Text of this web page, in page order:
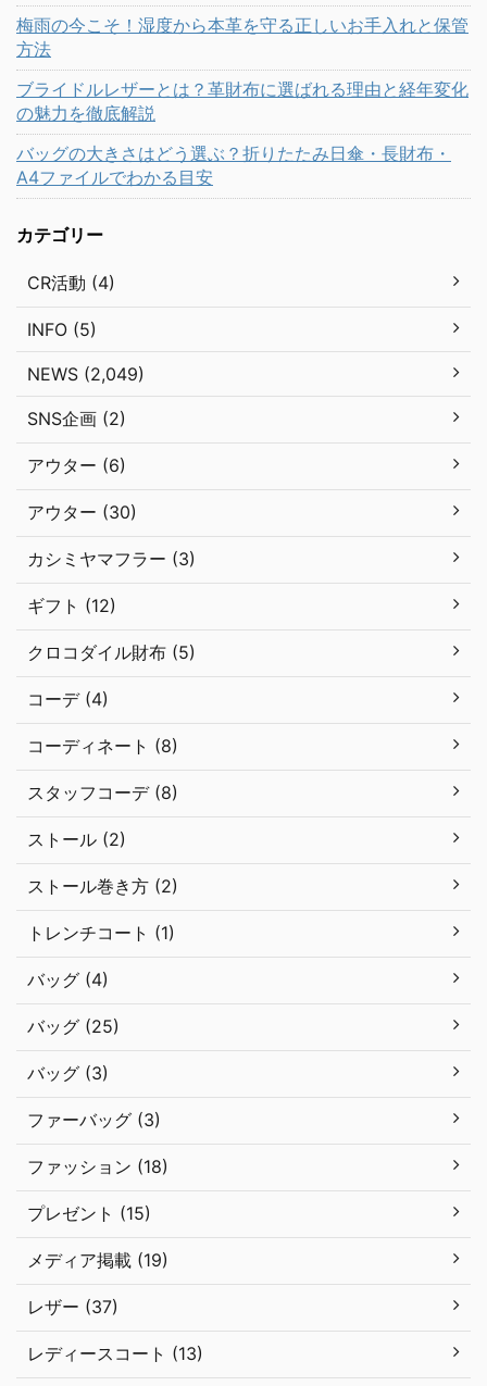
梅雨の今こそ！湿度から本革を守る正しいお手入れと保管
方法
ブライドルレザーとは？革財布に選ばれる理由と経年変化
の魅力を徹底解説
バッグの大きさはどう選ぶ？折りたたみ日傘・長財布・
A4ファイルでわかる目安
カテゴリー
CR活動 (4)
INFO (5)
NEWS (2,049)
SNS企画 (2)
アウター (6)
アウター (30)
カシミヤマフラー (3)
ギフト (12)
クロコダイル財布 (5)
コーデ (4)
コーディネート (8)
スタッフコーデ (8)
ストール (2)
ストール巻き方 (2)
トレンチコート (1)
バッグ (4)
バッグ (25)
バッグ (3)
ファーバッグ (3)
ファッション (18)
プレゼント (15)
メディア掲載 (19)
レザー (37)
レディースコート (13)